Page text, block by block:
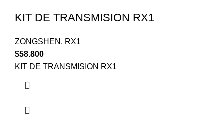
KIT DE TRANSMISION RX1
ZONGSHEN , RX1
$58.800
KIT DE TRANSMISION RX1